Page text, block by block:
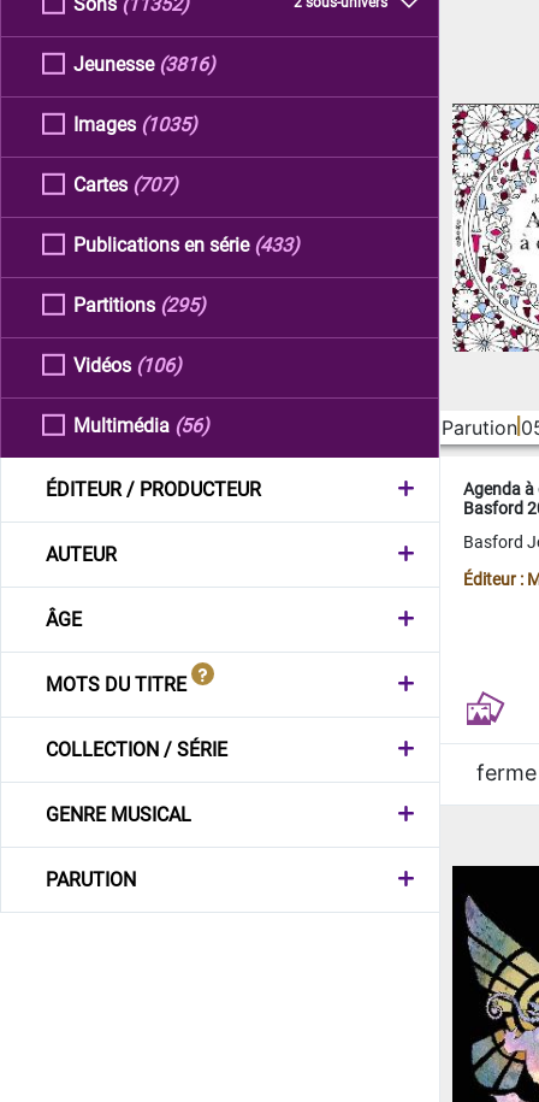
Jeunesse (3816)
Images (1035)
Cartes (707)
Publications en série (433)
Partitions (295)
Vidéos (106)
Multimédia (56)
ÉDITEUR / PRODUCTEUR
AUTEUR
ÂGE
MOTS DU TITRE
COLLECTION / SÉRIE
GENRE MUSICAL
PARUTION
Parution
Agenda
Basford
Basford
Éditeur :
ferme